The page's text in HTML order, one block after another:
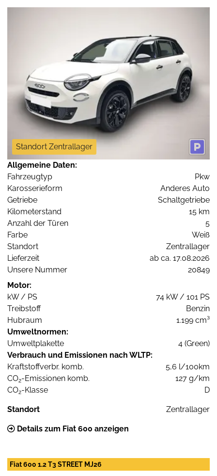
Standort Zentrallager
Allgemeine Daten:
Fahrzeugtyp
Pkw
Karosserieform
Anderes Auto
Getriebe
Schaltgetriebe
Kilometerstand
15 km
Anzahl der Türen
5
Farbe
Weiß
Standort
Zentrallager
Lieferzeit
ab ca. 17.08.2026
Unsere Nummer
20849
Motor:
kW / PS
74 kW / 101 PS
Treibstoff
Benzin
Hubraum
1.199 cm³
Umweltnormen:
Umweltplakette
4 (Green)
Verbrauch und Emissionen nach WLTP:
Kraftstoffverbr. komb.
5,6 l/100km
CO2-Emissionen komb.
127 g/km
CO2-Klasse D
Standort Zentrallager
Details zum Fiat 600 anzeigen
Fiat 600 1.2 T3 STREET MJ26